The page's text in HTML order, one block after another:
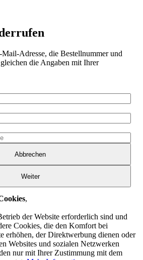
Adresse, die Bestellnummer und
die Angaben mit Ihrer
Abbrechen
Weiter
,
der Website erforderlich sind und
Cookies, die den Komfort bei
erhöhen, der Direktwerbung dienen oder
Websites und sozialen Netzwerken
nur mit Ihrer Zustimmung mit dem